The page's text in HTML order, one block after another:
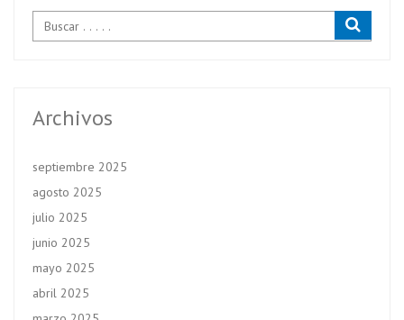
Archivos
septiembre 2025
agosto 2025
julio 2025
junio 2025
mayo 2025
abril 2025